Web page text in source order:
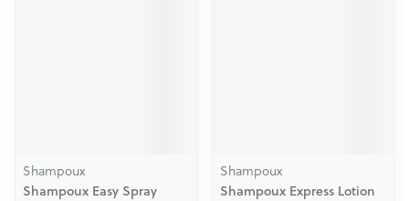
Shampoux
Shampoux Easy Spray
Shampoux
Shampoux Express Lotion